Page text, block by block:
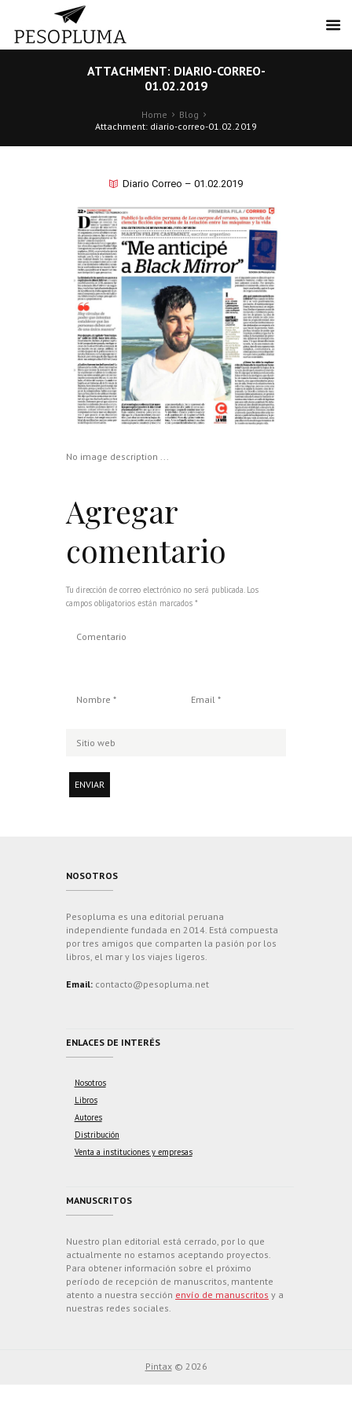
ATTACHMENT: DIARIO-CORREO-
01.02.2019
Home
Blog
Attachment: diario-correo-01.02.2019
Diario Correo – 01.02.2019
No image description ...
Agregar
comentario
Tu dirección de correo electrónico no será publicada. Los
campos obligatorios están marcados *
NOSOTROS
Pesopluma es una editorial peruana
independiente fundada en 2014. Está compuesta
por tres amigos que comparten la pasión por los
libros, el mar y los viajes ligeros.
Email: contacto@pesopluma.net
ENLACES DE INTERÉS
Nosotros
Libros
Autores
Distribución
Venta a instituciones y empresas
MANUSCRITOS
Nuestro plan editorial está cerrado, por lo que
actualmente no estamos aceptando proyectos.
Para obtener información sobre el próximo
período de recepción de manuscritos, mantente
atento a nuestra sección envío de manuscritos y a
nuestras redes sociales.
Pintax© 2026